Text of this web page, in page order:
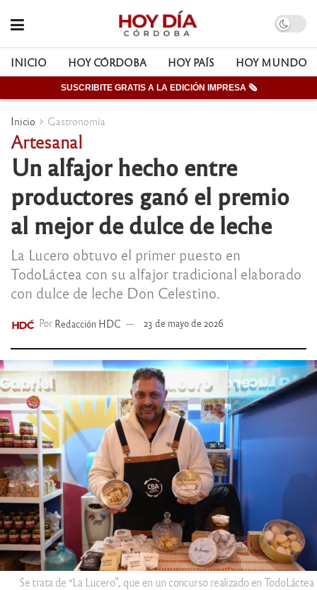
INICIO HOY CÓRDOBA HOY PAÍS HOY MUNDO
SUSCRIBITE GRATIS A LA EDICIÓN IMPRESA 🗞
Inicio Gastronomía
Artesanal
Un alfajor hecho entre
productores ganó el premio
al mejor de dulce de leche
La Lucero obtuvo el primer puesto en
TodoLáctea con su alfajor tradicional elaborado
con dulce de leche Don Celestino.
Por Redacción HDC 23 de mayo de 2026
Se trata de “La Lucero”, que en un concurso realizado en TodoLáctea